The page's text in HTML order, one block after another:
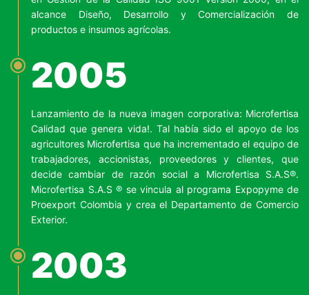
alcance Diseño, Desarrollo y Comercialización de
productos e insumos agrícolas.
2005
Lanzamiento de la nueva imagen corporativa: Microfertisa
Calidad que genera vida!. Tal había sido el apoyo de los
agricultores Microfertisa que ha incrementado el equipo de
trabajadores, accionistas, proveedores y clientes, que
decide cambiar de razón social a Microfertisa S.A.S®.
Microfertisa S.A.S ® se vincula al programa Expopyme de
Proexport Colombia y crea el Departamento de Comercio
Exterior.
2003